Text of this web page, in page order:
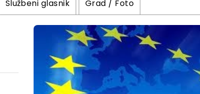
Službeni glasnik Grad / Foto